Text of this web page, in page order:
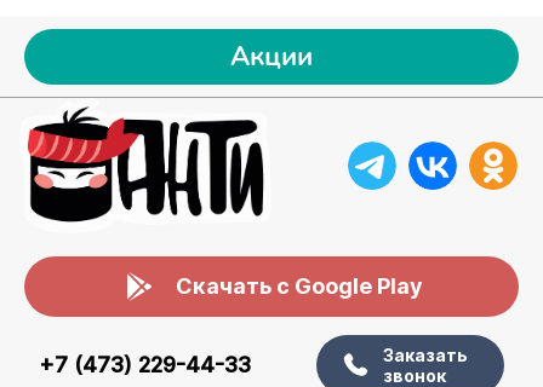
Акции
Скачать с Google Play
+7 (473) 229-44-33
Заказать
звонок